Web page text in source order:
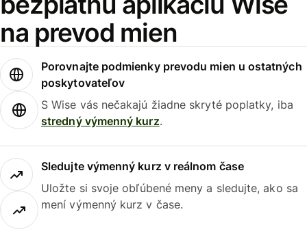
na prevod mien
Porovnajte podmienky prevodu mien u ostatných
poskytovateľov
S Wise vás nečakajú žiadne skryté poplatky, iba
stredný výmenný kurz.
Sledujte výmenný kurz v reálnom čase
Uložte si svoje obľúbené meny a sledujte, ako sa
mení výmenný kurz v čase.